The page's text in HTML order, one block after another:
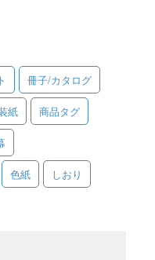
冊子/カタログ
紙 商品タグ
色紙 しおり